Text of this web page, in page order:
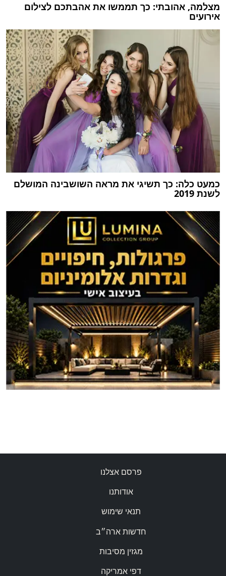
מצלמה, אהובתי: כך תממשו את אהבתכם לצילום
אירועים
כמעט כלה: כך תשיגי את מראה השושבינה המושלם
לשנת 2019
פרסם אצלנו
אודותנו
תנאי שימוש
חדשות ארה״ב
מגזין מסיבות
דפי אמריקה